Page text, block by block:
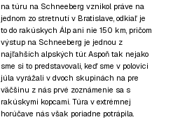
na túru na Schneeberg vznikol práve na
jednom zo stretnutí v Bratislave, odkiaľ je
to do rakúskych Álp ani nie 150 km, pričom
výstup na Schneeberg je jednou z
najľahších alpských túr. Aspoň tak nejako
sme si to predstavovali, keď sme v polovici
júla vyrážali v dvoch skupinách na pre
väčšinu z nás prvé zoznámenie sa s
rakúskymi kopcami. Túra v extrémnej
horúčave nás však poriadne potrápila.